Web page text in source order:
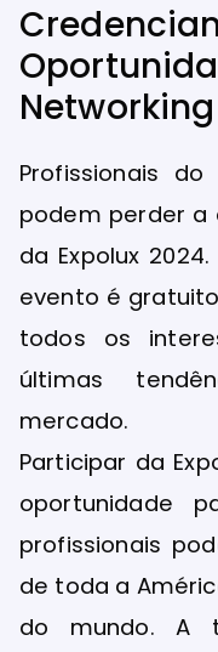
Networking
Profissionais
podem perder a
da Expolux
evento é
todos os
últimas
mercado.
Participar da
oportunidade
profissionais
de toda a
do mundo. A